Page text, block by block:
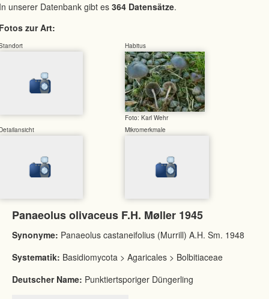
unserer Datenbank gibt es 364 Datensätze.
zur Art:
Habitus
Foto: Karl Wehr
Mikromerkmale
Panaeolus olivaceus F.H. Møller 1945
Synonyme: Panaeolus castaneifolius (Murrill) A.H. Sm. 1948
Systematik: Basidiomycota > Agaricales > Bolbitiaceae
Deutscher Name: Punktiertsporiger Düngerling